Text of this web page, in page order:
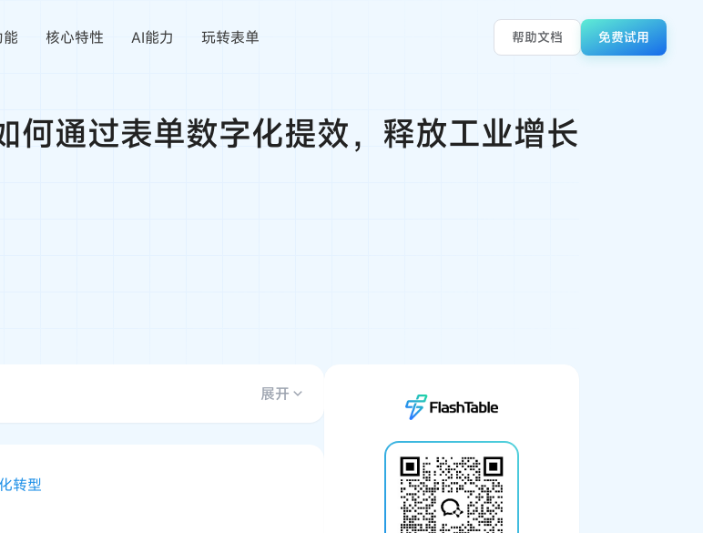
能 核心特性 AI能力 玩转表单 帮助文档 免费试用
何通过表单数字化提效，释放工业增长
展开
转型